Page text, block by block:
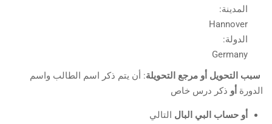
المدينة:
Hannover
الدولة:
Germany
سبب التحويل أو مرجع التحويلة: أن يتم ذكر اسم الطالب واسم
الدورة أو ذكر درس خاص
أو حساب البي البال التالي